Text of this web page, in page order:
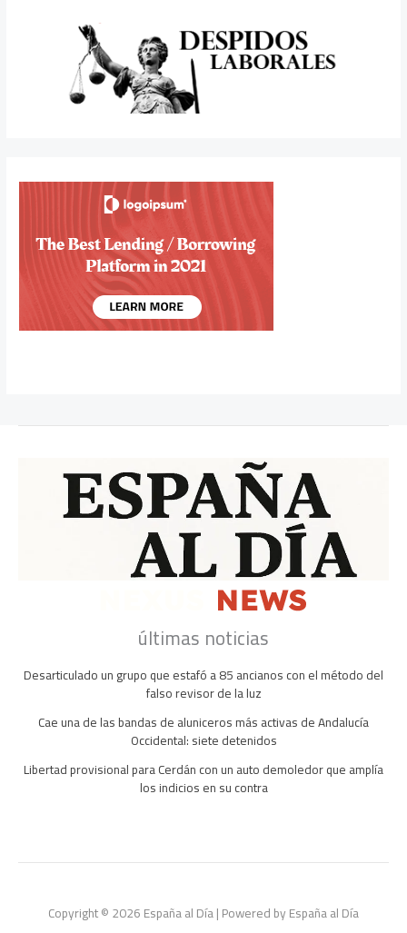
últimas noticias
Desarticulado un grupo que estafó a 85 ancianos con el método del
falso revisor de la luz
Cae una de las bandas de aluniceros más activas de Andalucía
Occidental: siete detenidos
Libertad provisional para Cerdán con un auto demoledor que amplía
los indicios en su contra
Copyright © 2026 España al Día | Powered by España al Día